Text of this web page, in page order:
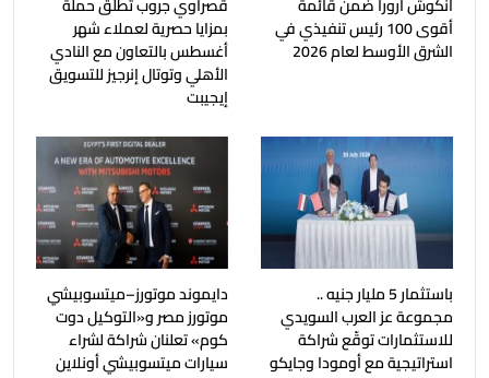
أنكوش أرورا ضمن قائمة
أقوى 100 رئيس تنفيذي في
الشرق الأوسط لعام 2026
قصراوي جروب تطلق حملة
بمزايا حصرية لعملاء شهر
أغسطس بالتعاون مع النادي
الأهلي وتوتال إنرجيز للتسويق
إيجيبت
باستثمار 5 مليار جنيه ..
مجموعة عز العرب السويدي
للاستثمارات توقّع شراكة
استراتيجية مع أومودا وجايكو
دايموند موتورز–ميتسوبيشي
موتورز مصر و«التوكيل دوت
كوم» تعلنان شراكة لشراء
سيارات ميتسوبيشي أونلاين